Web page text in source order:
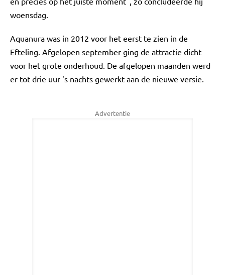
woensdag.
Aquanura was in 2012 voor het eerst te zien in de
Efteling. Afgelopen september ging de attractie dicht
voor het grote onderhoud. De afgelopen maanden werd
er tot drie uur 's nachts gewerkt aan de nieuwe versie.
Advertentie